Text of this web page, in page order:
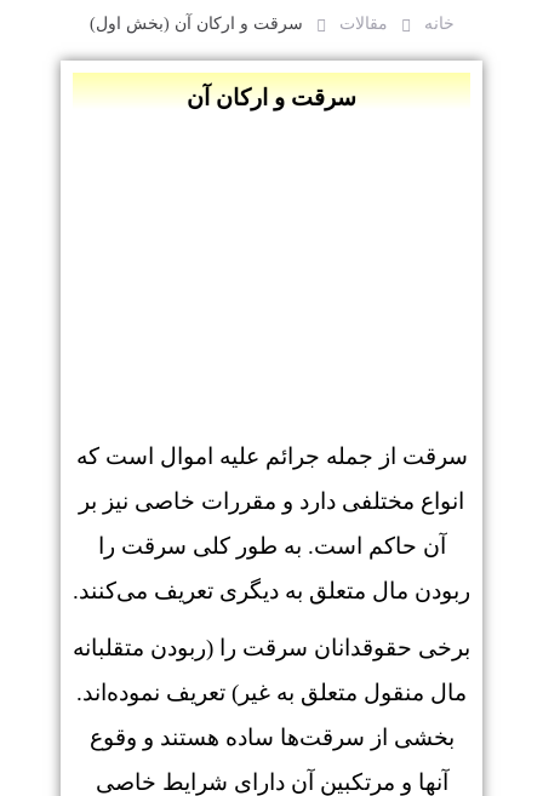
خانه مقالات سرقت و ارکان آن (بخش اول)
سرقت و ارکان آن
سرقت از جمله جرائم علیه اموال است که
انواع مختلفی دارد و مقررات خاصی نیز بر
آن حاکم است. به طور کلی سرقت را
ربودن مال متعلق به دیگری تعریف می‌کنند.
برخی حقوقدانان سرقت را (ربودن متقلبانه
مال منقول متعلق به غیر) تعریف نموده‌اند.
بخشی از سرقت‌ها ساده هستند و وقوع
آنها و مرتکبین آن دارای شرایط خاصی